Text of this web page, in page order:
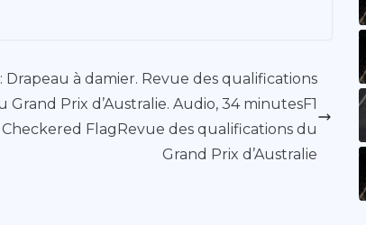
: Drapeau à damier. Revue des qualifications
Grand Prix d’Australie. Audio, 34 minutesF1
Checkered FlagRevue des qualifications du
Grand Prix d’Australie